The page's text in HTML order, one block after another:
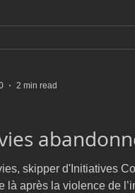
skipper d'Initiatives
là après la violence de
2 min read